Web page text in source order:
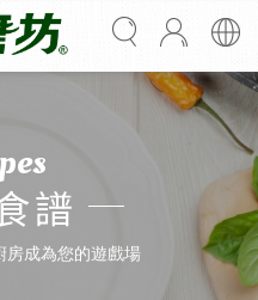
譜
房成為您的遊戲場